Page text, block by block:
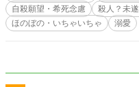
自殺願望・希死念慮
殺人？未
ほのぼの・いちゃいちゃ
溺愛